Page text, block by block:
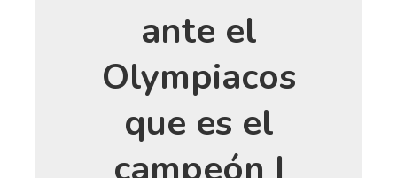
ante el
Olympiacos
que es el